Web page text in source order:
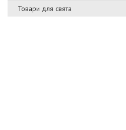
Товари для свята